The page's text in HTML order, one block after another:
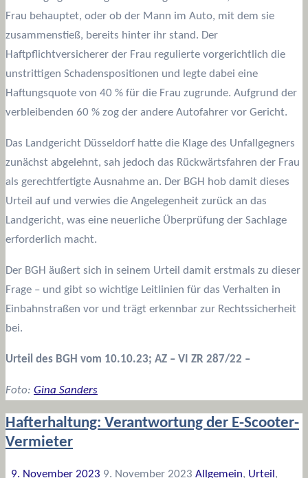
Frau behauptet, oder ob der Mann im Auto, mit dem sie
zusammenstieß, bereits hinter ihr stand. Der
Haftpflichtversicherer der Frau regulierte vorgerichtlich die
unstrittigen Schadenspositionen und legte dabei eine
Haftungsquote von 40 % für die Frau zugrunde. Aufgrund der
verbleibenden 60 % zog der andere Autofahrer vor Gericht.
Das Landgericht Düsseldorf hatte die Klage des Unfallgegners
zunächst abgelehnt, sah jedoch das Rückwärtsfahren der Frau
als gerechtfertigte Ausnahme an. Der BGH hob damit dieses
Urteil auf und verwies die Angelegenheit zurück an das
Landgericht, was eine neuerliche Überprüfung der Sachlage
erforderlich macht.
Der BGH äußert sich in seinem Urteil damit erstmals zu dieser
Frage – und gibt so wichtige Leitlinien für das Verhalten in
Einbahnstraßen vor und trägt erkennbar zur Rechtssicherheit
bei.
Urteil des BGH vom 10.10.23; AZ – VI ZR 287/22 –
Foto: Gina Sanders
Hafterhaltung: Verantwortung der E-Scooter-
Vermieter
9. November 2023 9. November 2023 Allgemein, Urteil,